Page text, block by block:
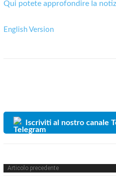
Qui potete approfondire la
English Version
Iscriviti al nostro canale
Articolo precedente